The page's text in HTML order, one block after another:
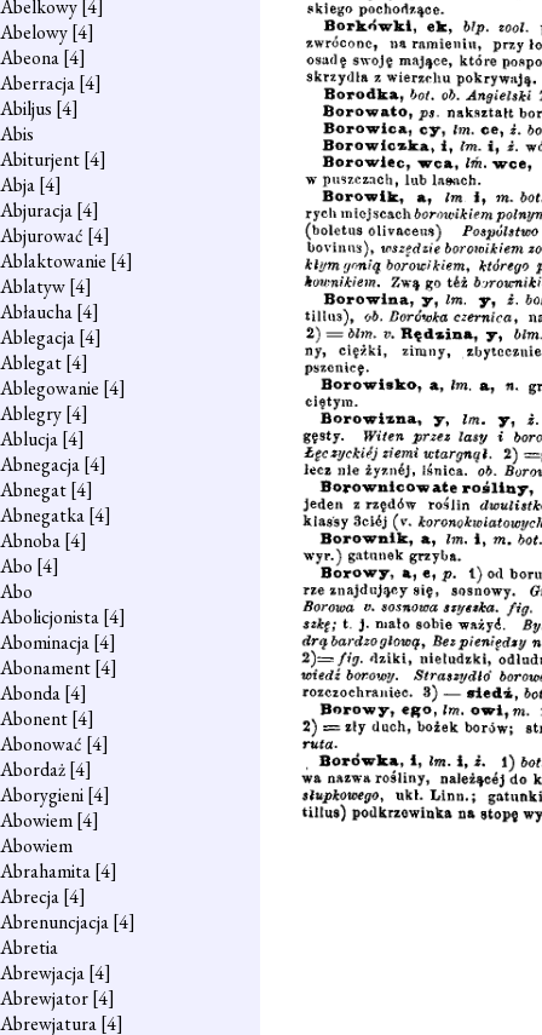
Abelkowy[4]
Abelowy[4]
Abeona[4]
Aberracja[4]
Abiljus [4]
Abis
Abiturjent[4]
Abja[4]
Abjuracja[4]
Abjurować [4]
Ablaktowanie [4]
Ablatyw[4]
Abłaucha[4]
Ablegacja[4]
Ablegat[4]
Ablegowanie [4]
Ablegry[4]
Ablucja[4]
Abnegacja[4]
Abnegat[4]
Abnegatka[4]
Abnoba[4]
Abo [4]
Abo
Abolicjonista[4]
Abominacja[4]
Abonament[4]
Abonda[4]
Abonent[4]
Abonować [4]
Abordaż[4]
Aborygieni[4]
Abowiem[4]
Abowiem
Abrahamita[4]
Abrecja[4]
Abrenuncjacja[4]
Abretia
Abrewjacja[4]
Abrewjator[4]
Abrewjatura[4]